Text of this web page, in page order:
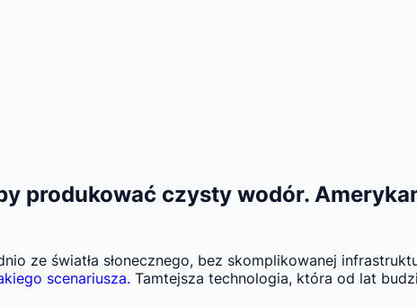
produkować czysty wodór.
ze światła słonecznego, bez skomplikowanej
scenariusza. Tamtejsza technologia, która od lat